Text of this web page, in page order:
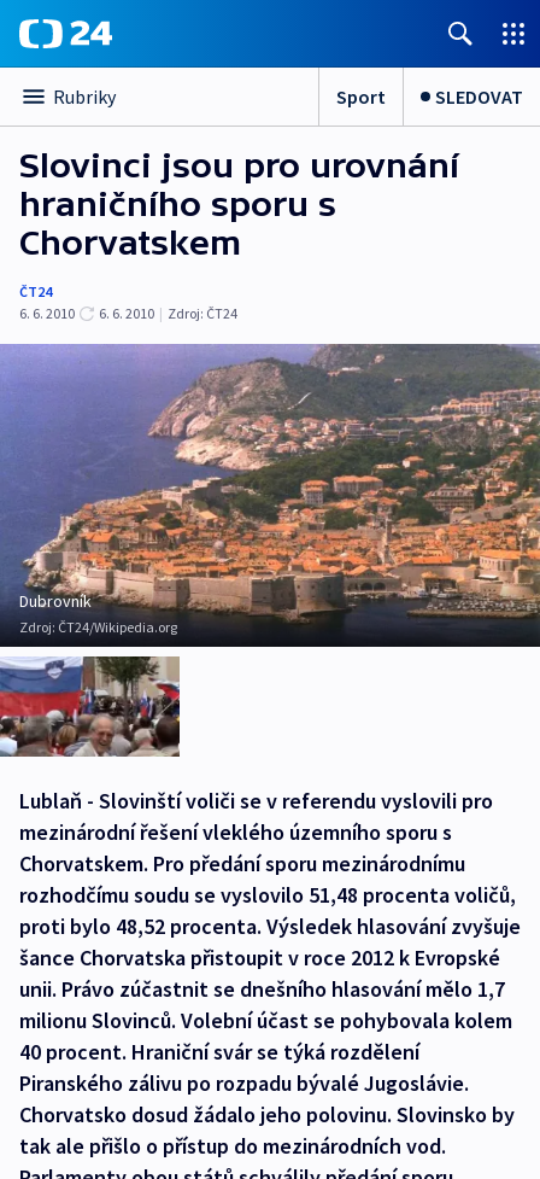
Rubriky Sport SLEDOVAT
Slovinci jsou pro urovnání
hraničního sporu s
Chorvatskem
ČT24
6. 6. 2010
6. 6. 2010 | Zdroj: ČT24
Dubrovník
Zdroj: ČT24/Wikipedia.org
Lublaň - Slovinští voliči se v referendu vyslovili pro
mezinárodní řešení vleklého územního sporu s
Chorvatskem. Pro předání sporu mezinárodnímu
rozhodčímu soudu se vyslovilo 51,48 procenta voličů,
proti bylo 48,52 procenta. Výsledek hlasování zvyšuje
šance Chorvatska přistoupit v roce 2012 k Evropské
unii. Právo zúčastnit se dnešního hlasování mělo 1,7
milionu Slovinců. Volební účast se pohybovala kolem
40 procent. Hraniční svár se týká rozdělení
Piranského zálivu po rozpadu bývalé Jugoslávie.
Chorvatsko dosud žádalo jeho polovinu. Slovinsko by
tak ale přišlo o přístup do mezinárodních vod.